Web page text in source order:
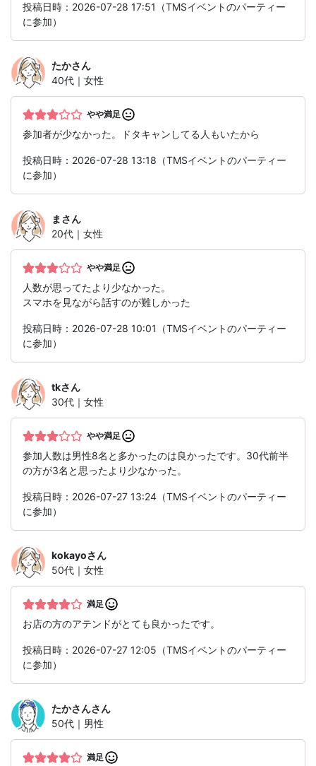
投稿日時：2026-07-28 17:51（TMSイベントのパーティー
に参加）
たかさん
40代｜女性
やや満足
参加者が少なかった。ドタキャンしてる人もいたから
投稿日時：2026-07-28 13:18（TMSイベントのパーティー
に参加）
ま さん
20代｜女性
やや満足
人数が思ってたより少なかった。
スマホを見ながら話すのが難しかった
投稿日時：2026-07-28 10:01（TMSイベントのパーティー
に参加）
tkさん
30代｜女性
やや満足
参加人数は男性8名と多かったのは良かったです。30代前半
の方が3名と思ったより少なかった。
投稿日時：2026-07-27 13:24（TMSイベントのパーティー
に参加）
kokayoさん
50代｜女性
満足
お店の方のアテンドがとても良かったです。
投稿日時：2026-07-27 12:05（TMSイベントのパーティー
に参加）
たかさんさん
50代｜男性
満足